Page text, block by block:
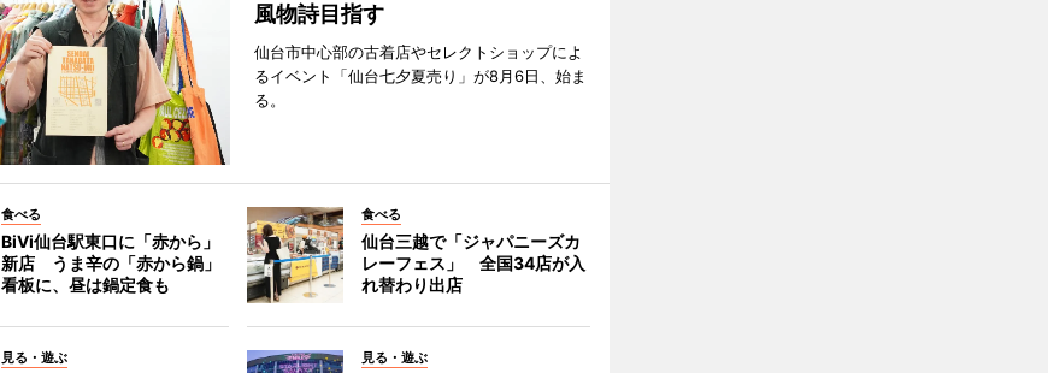
風物詩目指す
仙台市中心部の古着店やセレクトショップによ
るイベント「仙台七夕夏売り」が8月6日、始ま
る。
食べる
BiVi仙台駅東口に「赤から」
新店 うま辛の「赤から鍋」
看板に、昼は鍋定食も
食べる
仙台三越で「ジャパニーズカ
レーフェス」 全国34店が入
れ替わり出店
見る・遊ぶ 見る・遊ぶ